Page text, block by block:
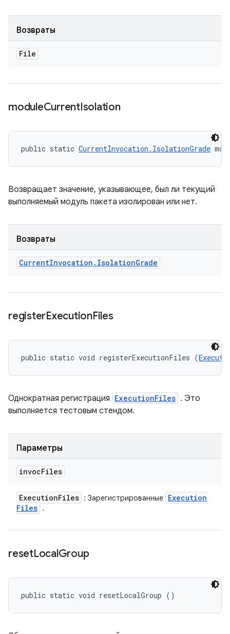
Возвраты
File
moduleCurrentIsolation
public static CurrentInvocation.IsolationGrade
Возвращает значение, указывающее, был ли текущий
выполняемый модуль пакета изолирован или нет.
Возвраты
CurrentInvocation . IsolationGrade
registerExecutionFiles
public static void registerExecutionFiles (
Однократная регистрация ExecutionFiles . Это
выполняется тестовым стендом.
Параметры
invocFiles
ExecutionFiles : Зарегистрированные Execution
Files .
resetLocalGroup
public static void resetLocalGroup ()